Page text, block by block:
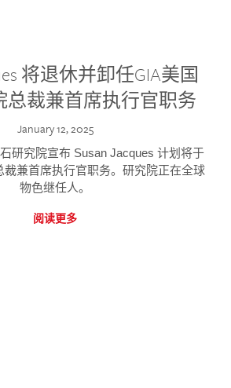
将退休并卸任GIA美国
总裁兼首席执行官职务
January 12, 2025
研究院宣布 Susan Jacques 计划将于
裁兼首席执行官职务。研究院正在全球
物色继任人。
阅读更多